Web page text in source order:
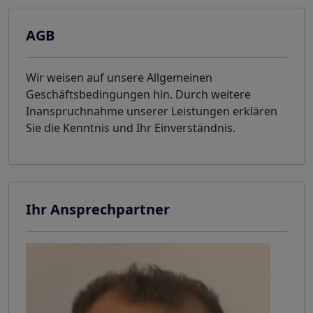
AGB
Wir weisen auf unsere Allgemeinen
Geschäftsbedingungen hin. Durch weitere
Inanspruchnahme unserer Leistungen erklären
Sie die Kenntnis und Ihr Einverständnis.
Ihr Ansprechpartner